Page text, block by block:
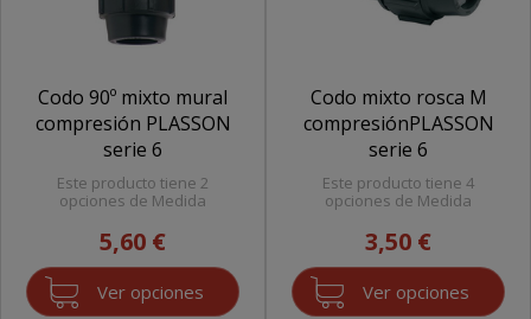
Codo 90º mixto mural
compresión PLASSON
serie 6
Este producto tiene 2
opciones de Medida
5,60 €
Ver opciones
Codo mixto rosca M
compresiónPLASSON
serie 6
Este producto tiene 4
opciones de Medida
3,50 €
Ver opciones